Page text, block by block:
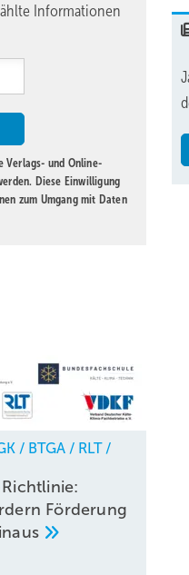
Informationen
Verlags- und Online-
Diese Einwilligung
zum Umgang mit Daten
/ BTGA / RLT /
Förderung